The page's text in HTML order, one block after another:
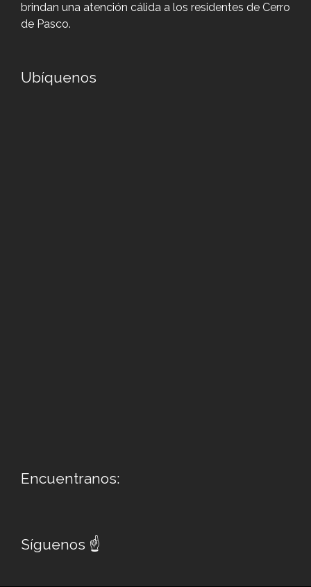
brindan una atención cálida a los residentes de Cerro
de Pasco.
Ubíquenos
Encuentranos:
Síguenos ☝